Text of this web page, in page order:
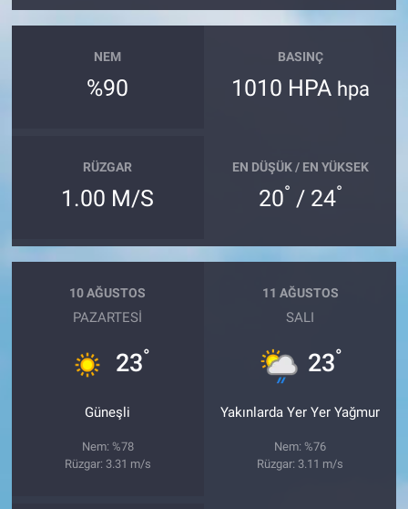
NEM
%90
BASINÇ
1010 HPA hpa
RÜZGAR
1.00 M/S
EN DÜŞÜK / EN YÜKSEK
20° / 24°
10 AĞUSTOS
PAZARTESI
23°
Güneşli
Nem: %78
Rüzgar: 3.31 m/s
11 AĞUSTOS
SALI
23°
Yakınlarda Yer Yer Yağmur
Nem: %76
Rüzgar: 3.11 m/s